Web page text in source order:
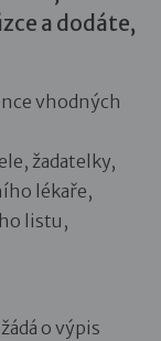
a dodáte,
vhodných
žadatelky,
lékaře,
listu,
o výpis